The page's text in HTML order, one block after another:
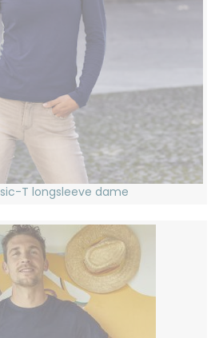
T longsleeve dame